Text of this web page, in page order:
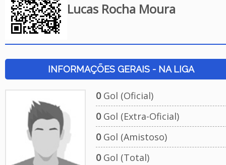
Lucas Rocha Moura
INFORMAÇÕES GERAIS - NA LIGA
0Gol (Oficial)
0Gol (Extra-Oficial)
0Gol (Amistoso)
0Gol (Total)